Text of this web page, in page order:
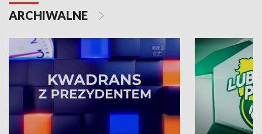
ARCHIWALNE